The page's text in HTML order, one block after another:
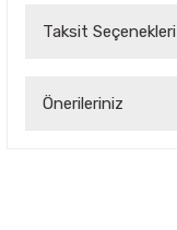
Taksit Seçenekleri
Önerileriniz